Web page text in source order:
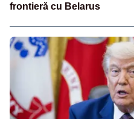
frontieră cu Belarus